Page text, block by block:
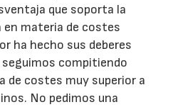
que soporta la
en materia de costes
ha hecho sus deberes
compitiendo
de costes muy superior a
No pedimos una